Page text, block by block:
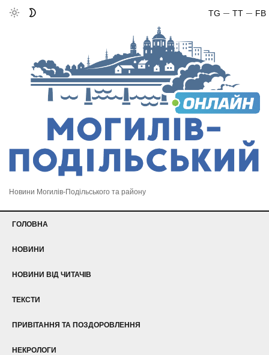
FB
TT
TG
Новини Могилів-Подільського та району
ГОЛОВНА
НОВИНИ
НОВИНИ ВІД ЧИТАЧІВ
ТЕКСТИ
ПРИВІТАННЯ ТА ПОЗДОРОВЛЕННЯ
НЕКРОЛОГИ